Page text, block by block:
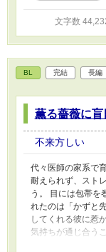
文字数
BL 完結 長編
薫る薔薇に盲
不来方しい
代々医師の家系で
耐えられず、スト
う。 目には包帯を
れたのは「かずと
してくれる彼に惹
気持ちが通じ合う
秘め、蓮は大学生